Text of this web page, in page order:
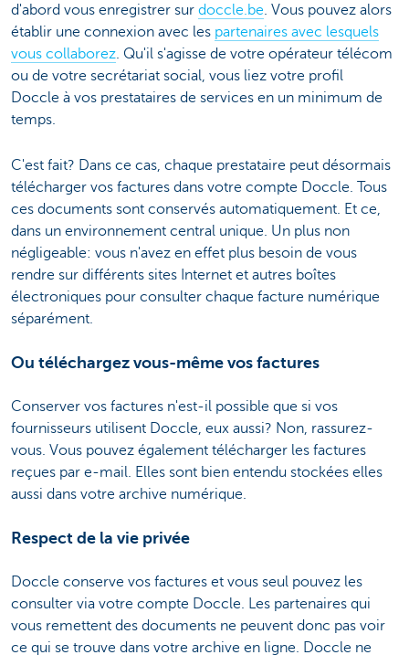
d'abord vous enregistrer sur doccle.be. Vous pouvez alors
établir une connexion avec les partenaires avec lesquels
vous collaborez. Qu'il s'agisse de votre opérateur télécom
ou de votre secrétariat social, vous liez votre profil
Doccle à vos prestataires de services en un minimum de
temps.
C'est fait? Dans ce cas, chaque prestataire peut désormais
télécharger vos factures dans votre compte Doccle. Tous
ces documents sont conservés automatiquement. Et ce,
dans un environnement central unique. Un plus non
négligeable: vous n'avez en effet plus besoin de vous
rendre sur différents sites Internet et autres boîtes
électroniques pour consulter chaque facture numérique
séparément.
Ou téléchargez vous-même vos factures
Conserver vos factures n'est-il possible que si vos
fournisseurs utilisent Doccle, eux aussi? Non, rassurez-
vous. Vous pouvez également télécharger les factures
reçues par e-mail. Elles sont bien entendu stockées elles
aussi dans votre archive numérique.
Respect de la vie privée
Doccle conserve vos factures et vous seul pouvez les
consulter via votre compte Doccle. Les partenaires qui
vous remettent des documents ne peuvent donc pas voir
ce qui se trouve dans votre archive en ligne. Doccle ne